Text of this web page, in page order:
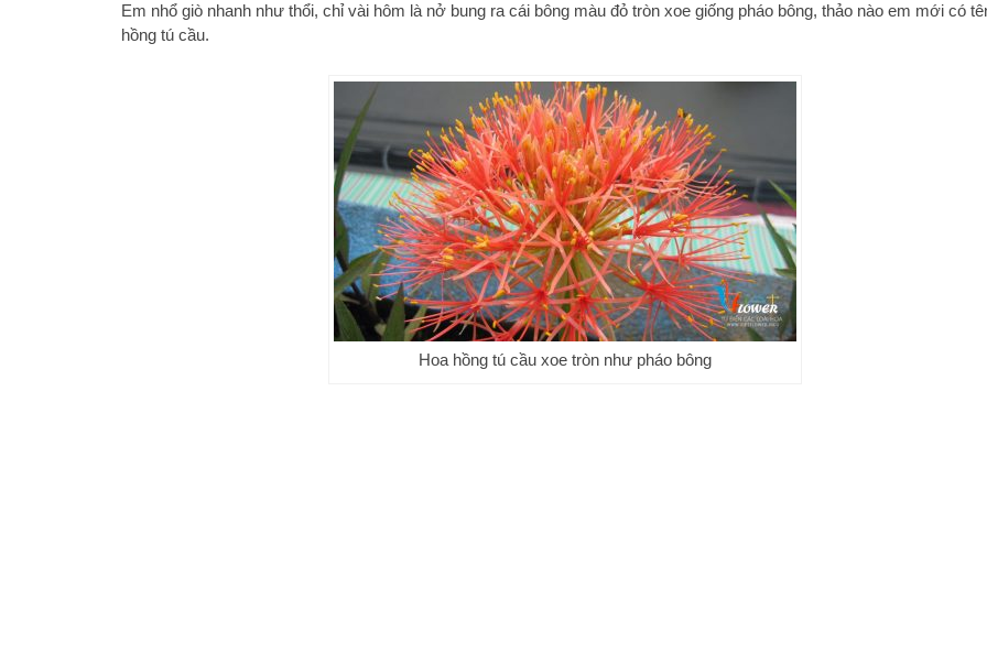
Em nhổ giò nhanh như thổi, chỉ vài hôm là nở bung ra cái bông màu đỏ tròn xoe giống pháo bông, thảo nào em mới có
hồng tú cầu.
Hoa hồng tú cầu xoe tròn như pháo bông